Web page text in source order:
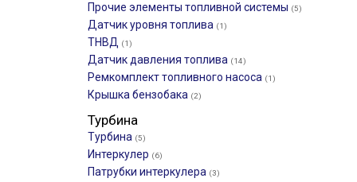
Прочие элементы топливной системы (5)
Датчик уровня топлива (1)
ТНВД (1)
Датчик давления топлива (14)
Ремкомплект топливного насоса (1)
Крышка бензобака (2)
Турбина
Турбина (5)
Интеркулер (6)
Патрубки интеркулера (3)